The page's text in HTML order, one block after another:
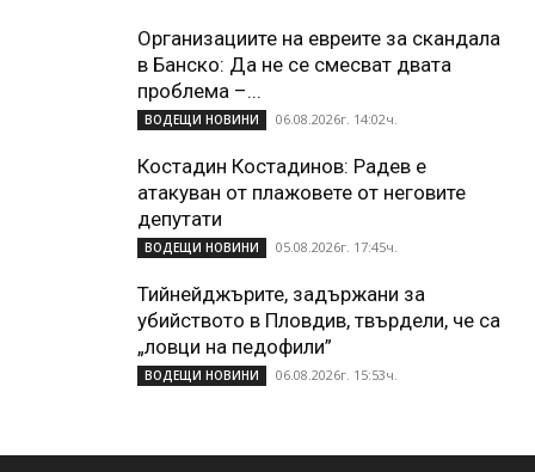
Организациите на евреите за скандала
в Банско: Да не се смесват двата
проблема –...
ВОДЕЩИ НОВИНИ 06.08.2026г. 14:02ч.
Костадин Костадинов: Радев е
атакуван от плажoвете от неговите
депутати
ВОДЕЩИ НОВИНИ 05.08.2026г. 17:45ч.
Тийнейджърите, задържани за
убийството в Пловдив, твърдели, че са
„ловци на педофили”
ВОДЕЩИ НОВИНИ 06.08.2026г. 15:53ч.